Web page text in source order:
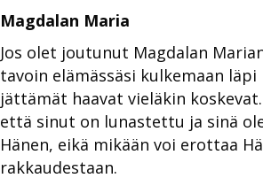
Magdalan Maria
Jos olet joutunut Magdalan
tavoin elämässäsi kulkemaan
jättämät haavat vieläkin
että sinut on lunastettu ja sinä
Hänen, eikä mikään voi erottaa
rakkaudestaan.